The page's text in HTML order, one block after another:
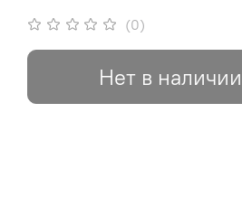
(0)
Нет в наличии